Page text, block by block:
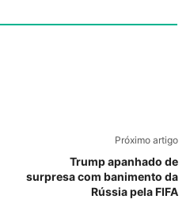
Próximo artigo
Trump apanhado de
surpresa com banimento da
Rússia pela FIFA